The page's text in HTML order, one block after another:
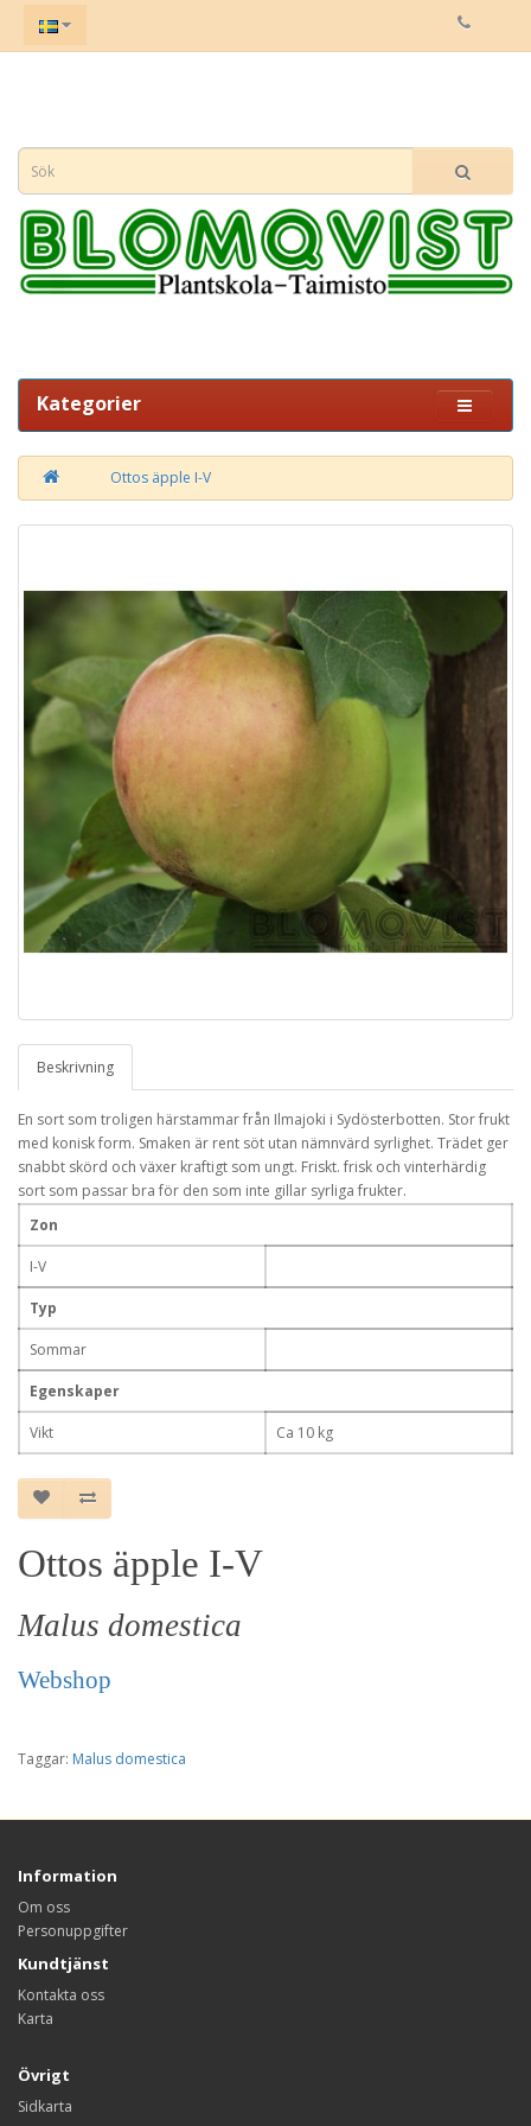
Kategorier
Ottos äpple I-V
Beskrivning
En sort som troligen härstammar från Ilmajoki i Sydösterbotten. Stor frukt
med konisk form. Smaken är rent söt utan nämnvärd syrlighet. Trädet ger
snabbt skörd och växer kraftigt som ungt. Friskt. frisk och vinterhärdig
sort som passar bra för den som inte gillar syrliga frukter.
Zon
I-V
Typ
Sommar
Egenskaper
Vikt Ca 10 kg
Ottos äpple I-V
Malus domestica
Webshop
Taggar: Malus domestica
Information
Om oss
Personuppgifter
Kundtjänst
Kontakta oss
Karta
Övrigt
Sidkarta